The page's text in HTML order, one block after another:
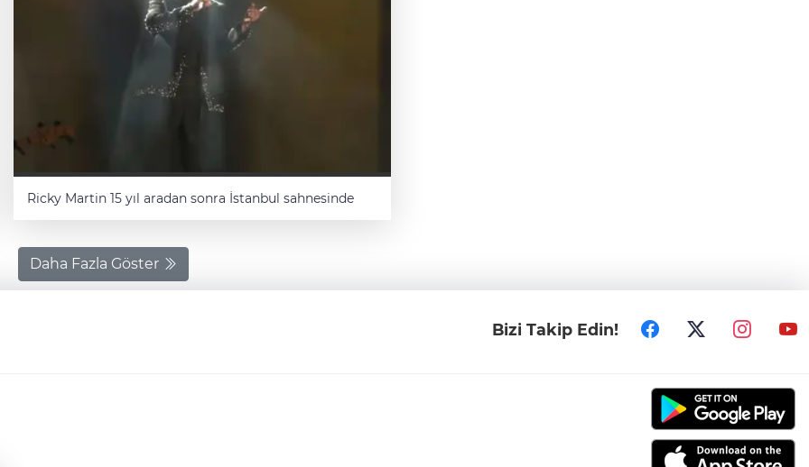
Ricky Martin 15 yıl aradan sonra İstanbul sahnesinde
Daha Fazla Göster
Bizi Takip Edin!